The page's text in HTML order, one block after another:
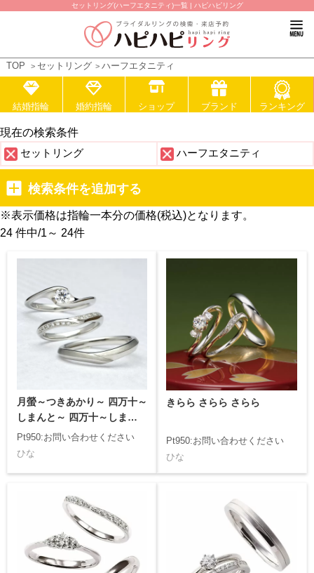
セットリング(ハーフエタニティ)一覧 | ハピハピリング
TOP セットリング ハーフエタニティ
結婚指輪 婚約指輪 ショップ ブランド ランキング
現在の検索条件
セットリング ハーフエタニティ
検索条件を追加する
※表示価格は指輪一本分の価格(税込)となります。
24 件中/1～ 24件
月螢～つきあかり～ 四万十～
しまんと～ 四万十～しまんと
～
Pt950:お問い合わせください
ひな
きらら さらら さらら
Pt950:お問い合わせください
ひな